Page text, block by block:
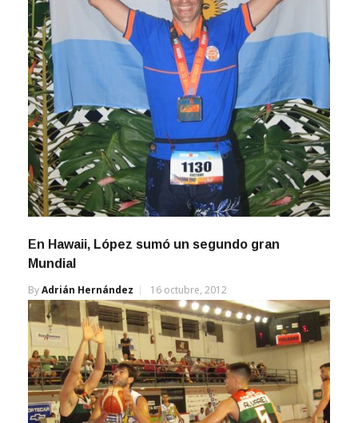
En Hawaii, López sumó un segundo gran
Mundial
ByAdrián Hernández 16 octubre, 2012